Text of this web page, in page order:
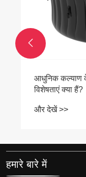
मल्टीलेयड आइस
चिकित्सा के लिए
और देखें >>

हमारे बारे में